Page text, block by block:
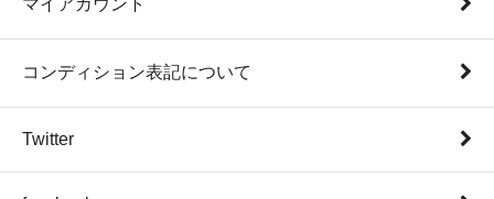
マイアカウント
コンディション表記について
Twitter